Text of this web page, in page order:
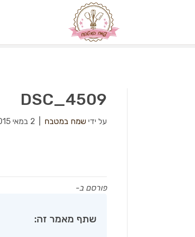
DSC_4509
על ידי שמח במטבח 2 במאי 2015
פורסם ב-
שתף מאמר זה: